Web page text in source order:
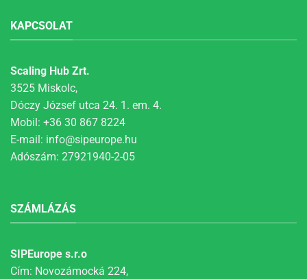
KAPCSOLAT
Scaling Hub Zrt.
3525 Miskolc,
Dóczy József utca 24. 1. em. 4.
Mobil: +36 30 867 8224
E-mail: info@sipeurope.hu
Adószám: 27921940-2-05
SZÁMLÁZÁS
SIPEurope s.r.o
Cím: Novozámocká 224,